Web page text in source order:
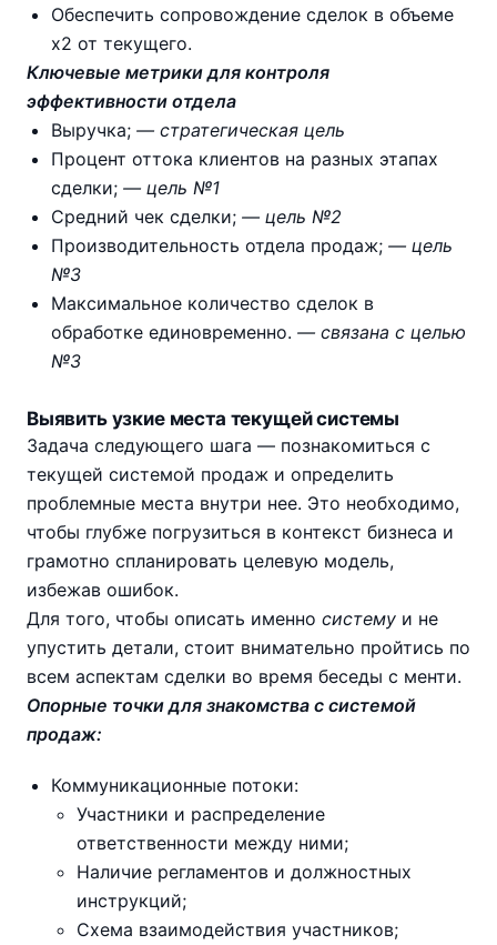
Обеспечить сопровождение сделок в объеме
х2 от текущего.
Ключевые метрики для контроля
эффективности отдела
Выручка;— стратегическая цель
Процент оттока клиентов на разных этапах
сделки;— цель №1
Средний чек сделки;— цель №2
Производительность отдела продаж;— цель
№3
Максимальное количество сделок в
обработке единовременно.— связана с целью
№3
Выявить узкие места текущей системы
Задача следующего шага — познакомиться с
текущей системой продаж и определить
проблемные места внутри нее. Это необходимо,
чтобы глубже погрузиться в контекст бизнеса и
грамотно спланировать целевую модель,
избежав ошибок.
Для того, чтобы описать именно систему и не
упустить детали, стоит внимательно пройтись по
всем аспектам сделки во время беседы с менти.
Опорные точки для знакомства с системой
продаж:
Коммуникационные потоки:
Участники и распределение
ответственности между ними;
Наличие регламентов и должностных
инструкций;
Схема взаимодействия участников;